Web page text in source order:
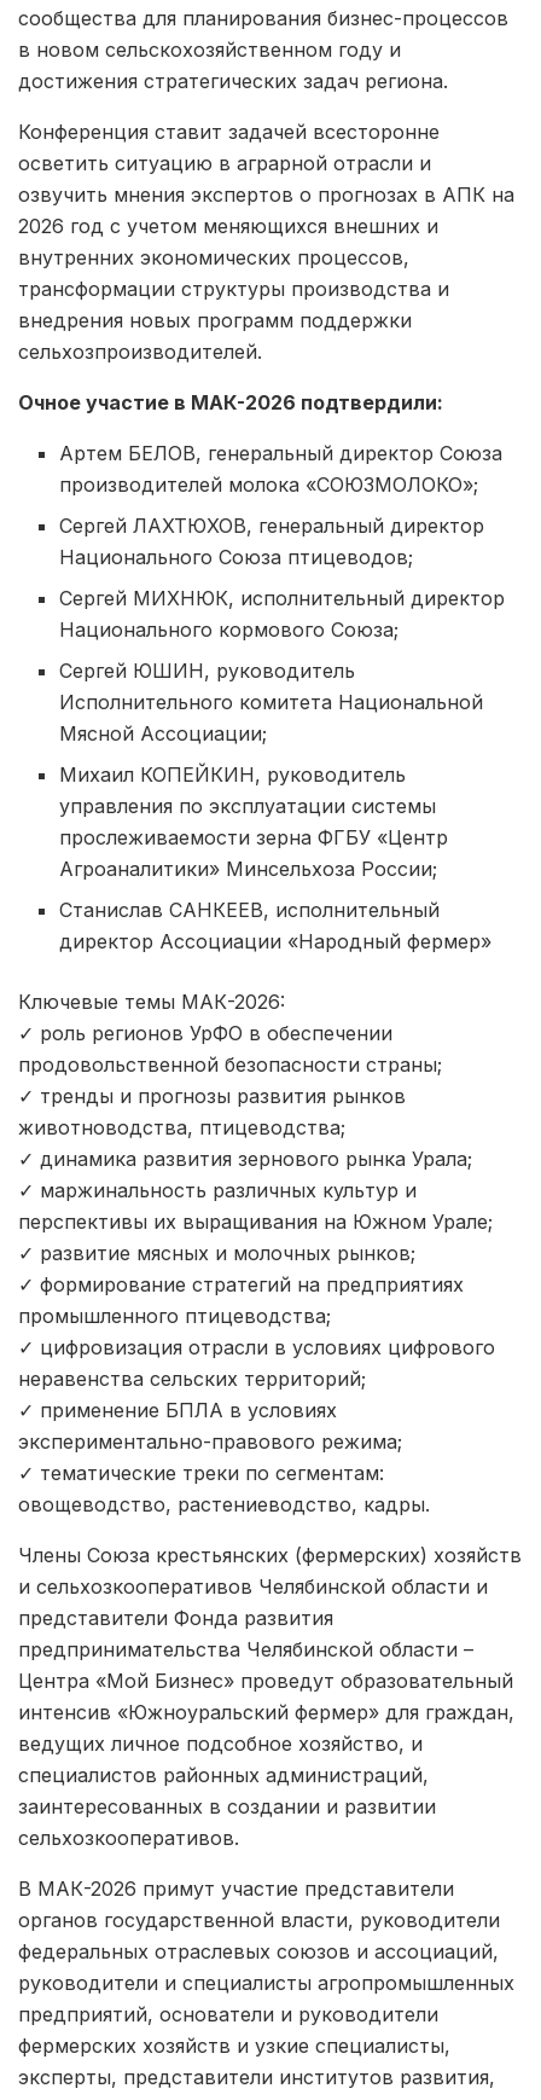
сообщества для планирования бизнес-процессов
в новом сельскохозяйственном году и
достижения стратегических задач региона.
Конференция ставит задачей всесторонне
осветить ситуацию в аграрной отрасли и
озвучить мнения экспертов о прогнозах в АПК на
2026 год с учетом меняющихся внешних и
внутренних экономических процессов,
трансформации структуры производства и
внедрения новых программ поддержки
сельхозпроизводителей.
Очное участие в МАК-2026 подтвердили:
Артем БЕЛОВ, генеральный директор Союза
производителей молока «СОЮЗМОЛОКО»;
Сергей ЛАХТЮХОВ, генеральный директор
Национального Союза птицеводов;
Сергей МИХНЮК, исполнительный директор
Национального кормового Союза;
Сергей ЮШИН, руководитель
Исполнительного комитета Национальной
Мясной Ассоциации;
Михаил КОПЕЙКИН, руководитель
управления по эксплуатации системы
прослеживаемости зерна ФГБУ «Центр
Агроаналитики» Минсельхоза России;
Станислав САНКЕЕВ, исполнительный
директор Ассоциации «Народный фермер»
Ключевые темы МАК-2026:
✓ роль регионов УрФО в обеспечении
продовольственной безопасности страны;
✓ тренды и прогнозы развития рынков
животноводства, птицеводства;
✓ динамика развития зернового рынка Урала;
✓ маржинальность различных культур и
перспективы их выращивания на Южном Урале;
✓ развитие мясных и молочных рынков;
✓ формирование стратегий на предприятиях
промышленного птицеводства;
✓ цифровизация отрасли в условиях цифрового
неравенства сельских территорий;
✓ применение БПЛА в условиях
экспериментально-правового режима;
✓ тематические треки по сегментам:
овощеводство, растениеводство, кадры.
Члены Союза крестьянских (фермерских) хозяйств
и сельхозкооперативов Челябинской области и
представители Фонда развития
предпринимательства Челябинской области –
Центра «Мой Бизнес» проведут образовательный
интенсив «Южноуральский фермер» для граждан,
ведущих личное подсобное хозяйство, и
специалистов районных администраций,
заинтересованных в создании и развитии
сельхозкооперативов.
В МАК-2026 примут участие представители
органов государственной власти, руководители
федеральных отраслевых союзов и ассоциаций,
руководители и специалисты агропромышленных
предприятий, основатели и руководители
фермерских хозяйств и узкие специалисты,
эксперты, представители институтов развития,